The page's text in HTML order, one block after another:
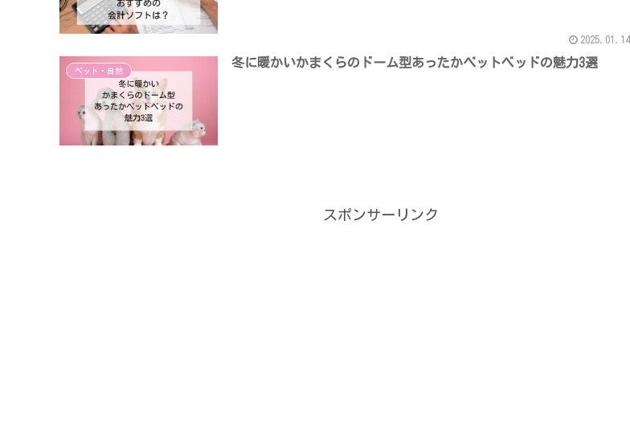
2025.01.14
ペット・自然
冬に暖かいかまくらのドーム型あったかペットベッドの魅力3選
スポンサーリンク